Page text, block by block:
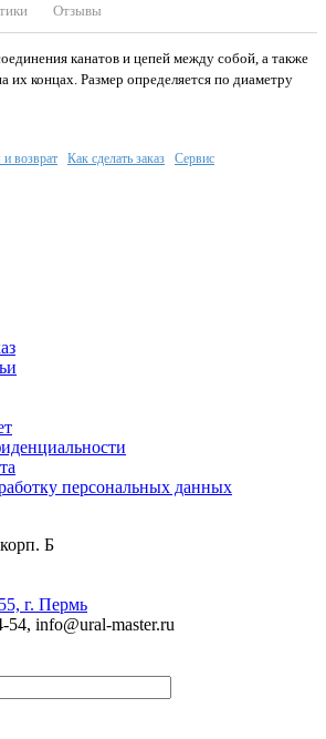
Отзывы
канатов и цепей между собой, а также
их концах. Размер определяется по диаметру
и возврат Как сделать заказ Сервис
персональных данных
Б
г. Пермь
info@ural-master.ru